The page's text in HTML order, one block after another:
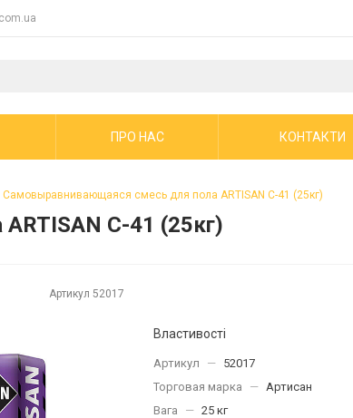
ПРО НАС КОНТАКТИ
Самовыравнивающаяся смесь для пола ARTISAN С-41 (25кг)
С-41 (25кг)
Артикул 52017
Властивості
Артикул —
52017
Торговая марка
— Артисан
Вага
— 25 кг